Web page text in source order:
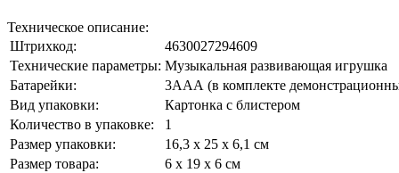
Техническое описание:
Штрихкод:
4630027294609
Технические параметры: Музыкальная развивающая игрушка
Батарейки:
3ААА (в комплекте
Вид упаковки:
Картонка с блистером
Количество в упаковке:
1
Размер упаковки:
16,3 х 25 х 6,1 см
Размер товара:
6 х 19 х 6 см